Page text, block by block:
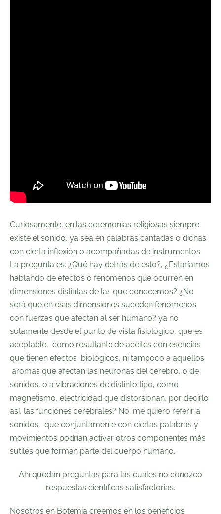
Curiosamente, en las ceremonias religiosas siempre
existe el sonido, ya sea en palabras cantadas o dichas
con cierta inflexión o acompañadas de instrumentos.
La pregunta es: ¿Qué hay detrás de esto?, ¿Estaríamos
hablando de efectos o fenómenos que ocurren en
dimensiones distintas de las que conocemos? ¿No
será que en esas dimensiones suceden fenómenos
con fuerzas que afectan al ser humano? ya no
solamente desde el punto de vista fisiológico, que es
aceptable, como resultante de aceites con esencias
que tienen efectos biológicos, ni tampoco a aquellos
aromas que afectan las neuronas del cerebro, o de
sonidos, o a vibraciones de distinto tipo, como
magnetismo, electricidad que distorsionan, por decirlo
así, las funciones cerebrales? No; me quiero referir a
sonidos, que conjuntamente con ciertas palabras y
movimientos podrían activar otros componentes más
sutiles que forman parte del cuerpo humano.
Ahí quedan preguntas para las cuales no conozco
respuestas científicas satisfactorias.
Nosotros en Botemia creemos en los beneficios